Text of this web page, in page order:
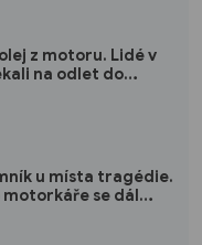
z motoru. Lidé v
na odlet do
u místa tragédie.
motorkáře se dál